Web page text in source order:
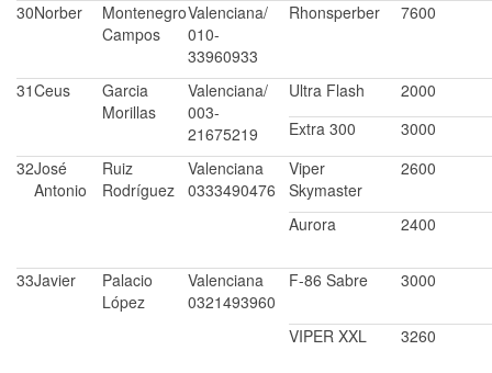
30Norber
Montenegro
Campos
Valenciana/
010-
33960933
Rhonsperber 7600
31Ceus
Garcia
Morillas
Valenciana/
003-
21675219
Ultra Flash
2000
Extra 300
3000
32José
Antonio
Ruiz
Rodríguez
Valenciana
0333490476
Viper
Skymaster
2600
Aurora 2400
33Javier
Palacio
López
Valenciana
0321493960
F-86 Sabre 3000
VIPER XXL 3260